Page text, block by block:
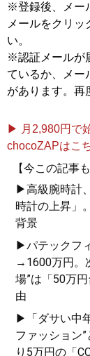
な！』がある
※登録後、メー
メールをクリッ
い。
※認証メールが
ているか、メー
があります。再
▶ 月2,980円で
chocoZAPはこ
【今この記事
▶高級腕時計
時計の上昇」
背景
▶パテックフ
→1600万円。
場”は「50万
由
▶「ダサい中
ファッション
り5万円の「